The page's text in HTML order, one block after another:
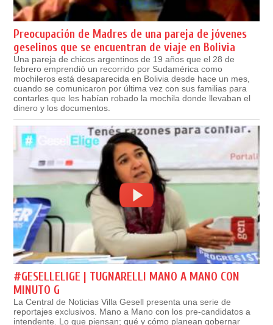
Preocupación de Madres de una pareja de jóvenes
geselinos que se encuentran de viaje en Bolivia
Una pareja de chicos argentinos de 19 años que el 28 de
febrero emprendió un recorrido por Sudamérica como
mochileros está desaparecida en Bolivia desde hace un mes,
cuando se comunicaron por última vez con sus familias para
contarles que les habían robado la mochila donde llevaban el
dinero y los documentos.
#GESELLELIGE | TUGNARELLI MANO A MANO CON
MINUTO G
La Central de Noticias Villa Gesell presenta una serie de
reportajes exclusivos. Mano a Mano con los pre-candidatos a
intendente. Lo que piensan; qué y cómo planean gobernar